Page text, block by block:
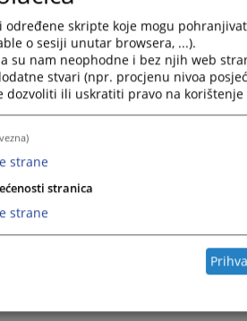
određene skripte koje mogu
o sesiji unutar browsera, ...).
su nam neophodne i bez njih web
stvari (npr. procjenu nivoa
dozvoliti ili uskratiti pravo na
strane
stranica
strane